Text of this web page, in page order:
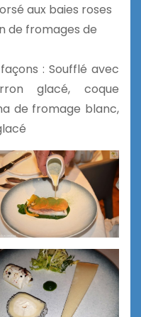
aux baies roses
de fromages de
: Soufflé avec
glacé, coque
de fromage blanc,